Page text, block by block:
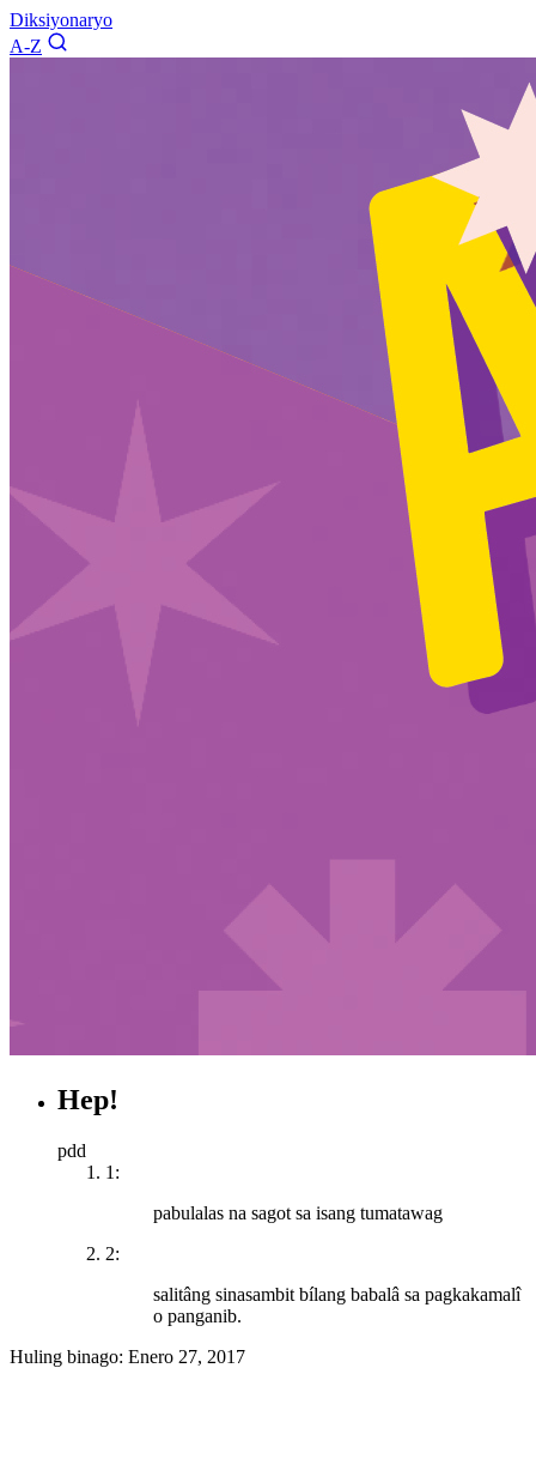
Diksiyonaryo
A-Z
Hep!
pdd
1:
pabulalas na sagot sa isang tumatawag
2:
salitâng sinasambit bílang babalâ sa pagkakamalî
o panganib.
Huling binago: Enero 27, 2017